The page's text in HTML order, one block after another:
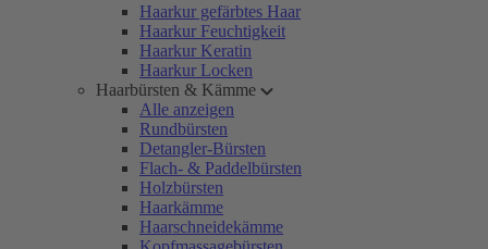
Haarkur gefärbtes Haar
Haarkur Feuchtigkeit
Haarkur Keratin
Haarkur Locken
Haarbürsten & Kämme
Alle anzeigen
Rundbürsten
Detangler-Bürsten
Flach- & Paddelbürsten
Holzbürsten
Haarkämme
Haarschneidekämme